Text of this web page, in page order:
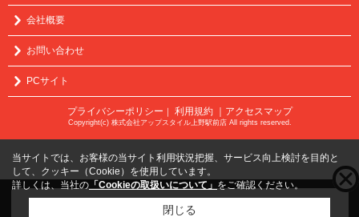
会社概要
お問い合わせ
PCサイト
プライバシーポリシー 利用規約 ｜アクセスマップ
Copyright(c) 株式会社アップスタイル上野駅前店 All rights reserved.
こちらの物件をご覧の方にお勧めな物件
当サイトでは、お客様の当サイト利用状況把握、サービス向上検討を目的と
して、クッキー（Cookie）を使用しています。
詳しくは、当社の 「Cookieの取扱いについて」 をご確認ください。
閉じる